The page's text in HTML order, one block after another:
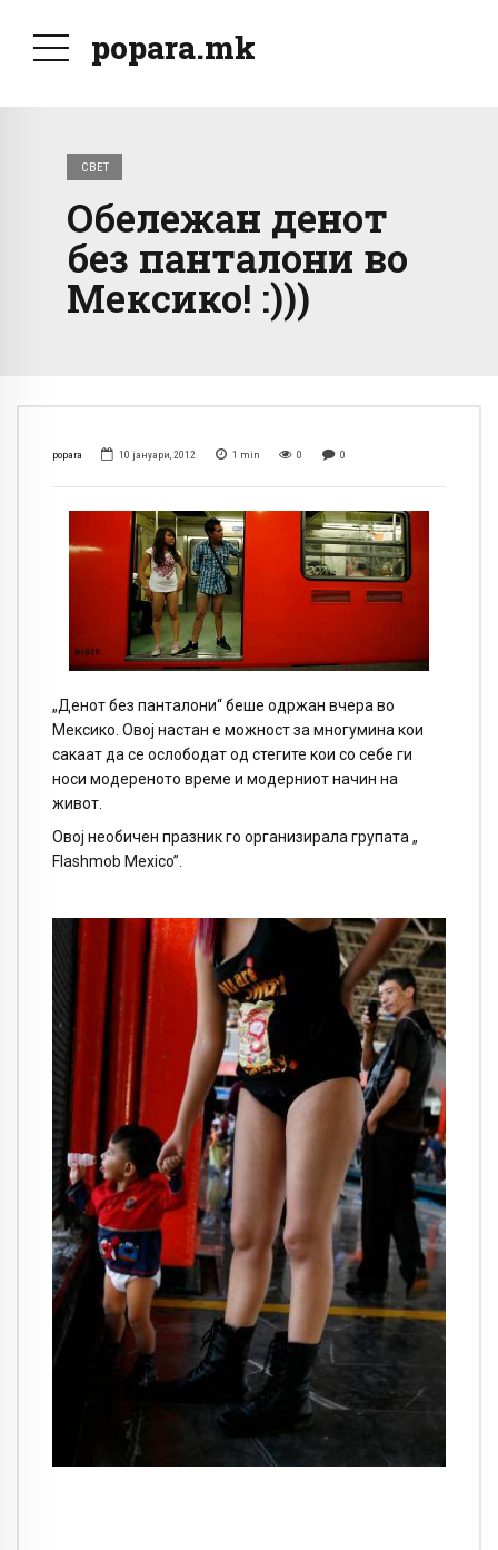
popara.mk
СВЕТ
Обележан денот
без панталони во
Мексико! :)))
popara 10 јануари, 2012 1 min 0 0
„Денот без панталони“ беше одржан вчера во
Мексико. Овој настан е можност за многумина кои
сакаат да се ослободат од стегите кои со себе ги
носи модереното време и модерниот начин на
живот.
Овој необичен празник го организирала групата „
Flashmob Mexico”.